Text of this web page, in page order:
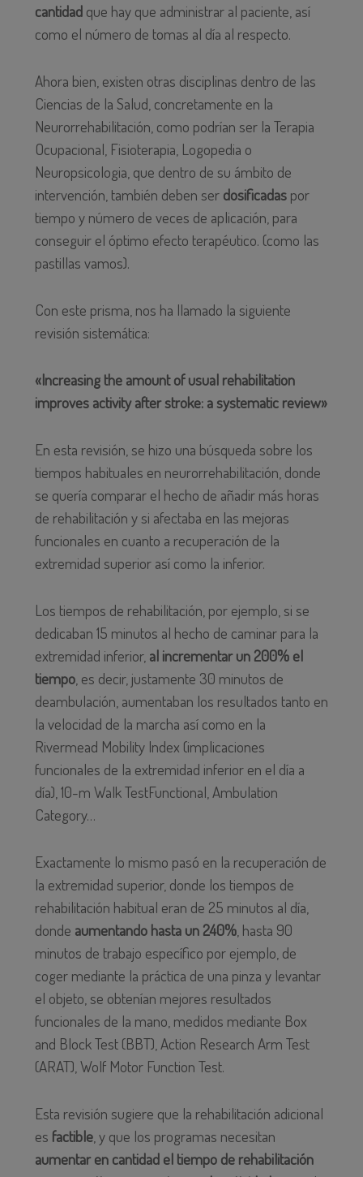
cantidad que hay que administrar al paciente, así
como el número de tomas al día al respecto.
Ahora bien, existen otras disciplinas dentro de las
Ciencias de la Salud, concretamente en la
Neurorrehabilitación, como podrían ser la Terapia
Ocupacional, Fisioterapia, Logopedia o
Neuropsicologia, que dentro de su ámbito de
intervención, también deben ser dosificadas por
tiempo y número de veces de aplicación, para
conseguir el óptimo efecto terapéutico. (como las
pastillas vamos).
Con este prisma, nos ha llamado la siguiente
revisión sistemática:
«Increasing the amount of usual rehabilitation
improves activity after stroke: a systematic review»
En esta revisión, se hizo una búsqueda sobre los
tiempos habituales en neurorrehabilitación, donde
se quería comparar el hecho de añadir más horas
de rehabilitación y si afectaba en las mejoras
funcionales en cuanto a recuperación de la
extremidad superior así como la inferior.
Los tiempos de rehabilitación, por ejemplo, si se
dedicaban 15 minutos al hecho de caminar para la
extremidad inferior,al incrementar un 200% el
tiempo, es decir, justamente 30 minutos de
deambulación, aumentaban los resultados tanto en
la velocidad de la marcha así como en la
Rivermead Mobility Index (implicaciones
funcionales de la extremidad inferior en el día a
día), 10-m Walk TestFunctional, Ambulation
Category…
Exactamente lo mismo pasó en la recuperación de
la extremidad superior, donde los tiempos de
rehabilitación habitual eran de 25 minutos al día,
donde aumentando hasta un 240%, hasta 90
minutos de trabajo específico por ejemplo, de
coger mediante la práctica de una pinza y levantar
el objeto, se obtenían mejores resultados
funcionales de la mano, medidos mediante Box
and Block Test (BBT), Action Research Arm Test
(ARAT), Wolf Motor Function Test.
Esta revisión sugiere que la rehabilitación adicional
es factible, y que los programas necesitan
aumentar en cantidad el tiempo de rehabilitación